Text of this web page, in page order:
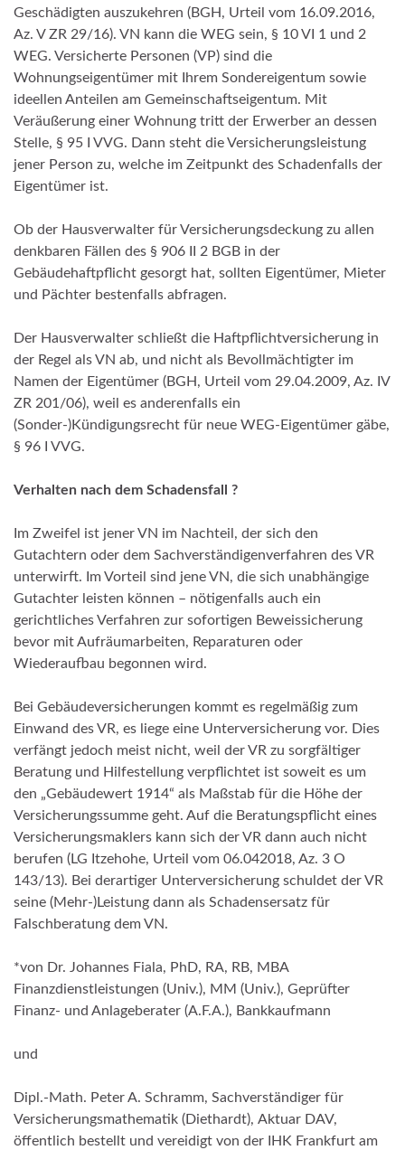
Geschädigten auszukehren (BGH, Urteil vom 16.09.2016,
Az. V ZR 29/16). VN kann die WEG sein, § 10 VI 1 und 2
WEG. Versicherte Personen (VP) sind die
Wohnungseigentümer mit Ihrem Sondereigentum sowie
ideellen Anteilen am Gemeinschaftseigentum. Mit
Veräußerung einer Wohnung tritt der Erwerber an dessen
Stelle, § 95 I VVG. Dann steht die Versicherungsleistung
jener Person zu, welche im Zeitpunkt des Schadenfalls der
Eigentümer ist.
Ob der Hausverwalter für Versicherungsdeckung zu allen
denkbaren Fällen des § 906 II 2 BGB in der
Gebäudehaftpflicht gesorgt hat, sollten Eigentümer, Mieter
und Pächter bestenfalls abfragen.
Der Hausverwalter schließt die Haftpflichtversicherung in
der Regel als VN ab, und nicht als Bevollmächtigter im
Namen der Eigentümer (BGH, Urteil vom 29.04.2009, Az. IV
ZR 201/06), weil es anderenfalls ein
(Sonder-)Kündigungsrecht für neue WEG-Eigentümer gäbe,
§ 96 I VVG.
Verhalten nach dem Schadensfall ?
Im Zweifel ist jener VN im Nachteil, der sich den
Gutachtern oder dem Sachverständigenverfahren des VR
unterwirft. Im Vorteil sind jene VN, die sich unabhängige
Gutachter leisten können – nötigenfalls auch ein
gerichtliches Verfahren zur sofortigen Beweissicherung
bevor mit Aufräumarbeiten, Reparaturen oder
Wiederaufbau begonnen wird.
Bei Gebäudeversicherungen kommt es regelmäßig zum
Einwand des VR, es liege eine Unterversicherung vor. Dies
verfängt jedoch meist nicht, weil der VR zu sorgfältiger
Beratung und Hilfestellung verpflichtet ist soweit es um
den „Gebäudewert 1914“ als Maßstab für die Höhe der
Versicherungssumme geht. Auf die Beratungspflicht eines
Versicherungsmaklers kann sich der VR dann auch nicht
berufen (LG Itzehohe, Urteil vom 06.042018, Az. 3 O
143/13). Bei derartiger Unterversicherung schuldet der VR
seine (Mehr-)Leistung dann als Schadensersatz für
Falschberatung dem VN.
*von Dr. Johannes Fiala, PhD, RA, RB, MBA
Finanzdienstleistungen (Univ.), MM (Univ.), Geprüfter
Finanz- und Anlageberater (A.F.A.), Bankkaufmann
und
Dipl.-Math. Peter A. Schramm, Sachverständiger für
Versicherungsmathematik (Diethardt), Aktuar DAV,
öffentlich bestellt und vereidigt von der IHK Frankfurt am